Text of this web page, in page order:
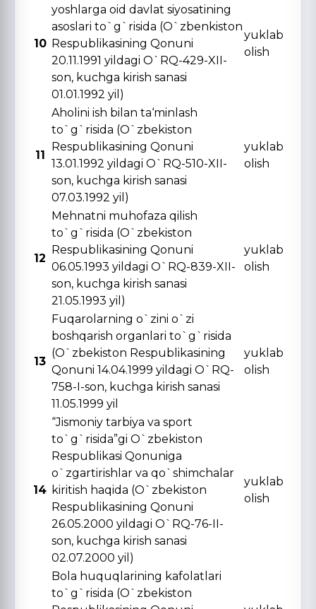
10
yoshlarga oid davlat siyosatining
asoslari to`g`risida (O`zbenkiston
Respublikasining Qonuni
20.11.1991 yildagi O`RQ-429-XII-
son, kuchga kirish sanasi
01.01.1992 yil)
yuklab
olish
11
Aholini ish bilan ta‘minlash
to`g`risida (O`zbekiston
Respublikasining Qonuni
13.01.1992 yildagi O`RQ-510-XII-
son, kuchga kirish sanasi
07.03.1992 yil)
yuklab
olish
12
Mehnatni muhofaza qilish
to`g`risida (O`zbekiston
Respublikasining Qonuni
06.05.1993 yildagi O`RQ-839-XII-
son, kuchga kirish sanasi
21.05.1993 yil)
yuklab
olish
13
Fuqarolarning o`zini o`zi
boshqarish organlari to`g`risida
(O`zbekiston Respublikasining
Qonuni 14.04.1999 yildagi O`RQ-
758-I-son, kuchga kirish sanasi
11.05.1999 yil
yuklab
olish
14
“Jismoniy tarbiya va sport
to`g`risida”gi O`zbekiston
Respublikasi Qonuniga
o`zgartirishlar va qo`shimchalar
kiritish haqida (O`zbekiston
Respublikasining Qonuni
26.05.2000 yildagi O`RQ-76-II-
son, kuchga kirish sanasi
02.07.2000 yil)
yuklab
olish
Bola huquqlarining kafolatlari
to`g`risida (O`zbekiston